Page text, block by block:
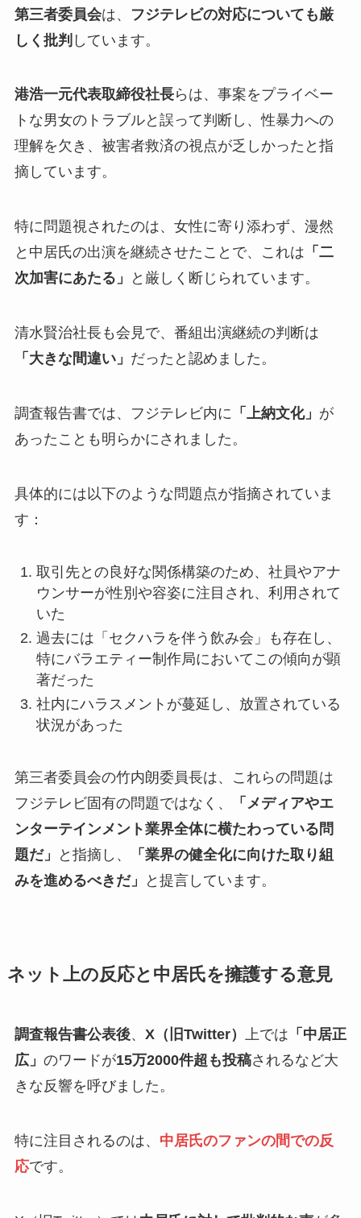
第三者委員会は、
フジテレビの対応についても厳
しく批判 しています。
港浩一元代表取締役社長らは、事案をプライベー
トな男女のトラブルと誤って判断し、性暴力への
理解を欠き、被害者救済の視点が乏しかったと指
摘しています。
特に問題視されたのは、女性に寄り添わず、漫然
と中居氏の出演を継続させたことで、これは 「二
次加害にあたる」
と厳しく断じられています。
清水賢治社長も会見で、番組出演継続の判断は
「大きな間違い」 だったと認めました。
調査報告書では、フジテレビ内に 「上納文化」 が
あったことも明らかにされました。
具体的には以下のような問題点が指摘されていま
す：
取引先との良好な関係構築のため、社員やアナ
ウンサーが性別や容姿に注目され、利用されて
いた
過去には「セクハラを伴う飲み会」も存在し、
特にバラエティー制作局においてこの傾向が顕
著だった
社内にハラスメントが蔓延し、放置されている
状況があった
第三者委員会の竹内朗委員長は、これらの問題は
フジテレビ固有の問題ではなく、
「メディアやエ
ンターテインメント業界全体に横たわっている問
題だ」
と指摘し、
「業界の健全化に向けた取り組
みを進めるべきだ」
と提言しています。
ネット上の反応と中居氏を擁護する意見
調査報告書公表後、 X（旧Twitter） 上では 「中居正
広」 のワードが15万2000件超も投稿されるなど大
きな反響を呼びました。
特に注目されるのは、 中居氏のファンの間での反
応です。